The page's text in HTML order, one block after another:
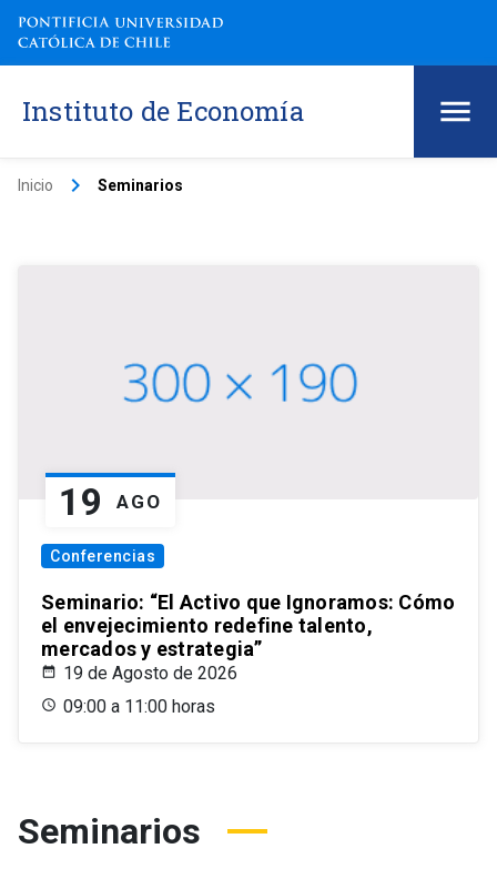
Instituto de Economía
Inicio keyboard_arrow_right Seminarios
19 AGO
Conferencias
Seminario: “El Activo que Ignoramos: Cómo
el envejecimiento redefine talento,
mercados y estrategia”
19 de Agosto de 2026
09:00 a 11:00 horas
Seminarios